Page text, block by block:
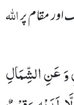
اور مقام پراللّٰہ
وَ عَنِ الشِّمَالِ